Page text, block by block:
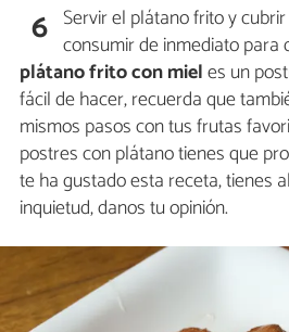
6 Servir el plátano frito y
consumir de inmediato para
plátano frito con mieles un
fácil de hacer, recuerda que
mismos pasos con tus frutas
postres con plátano tienes que
te ha gustado esta receta, tienes
inquietud, danos tu opinión.